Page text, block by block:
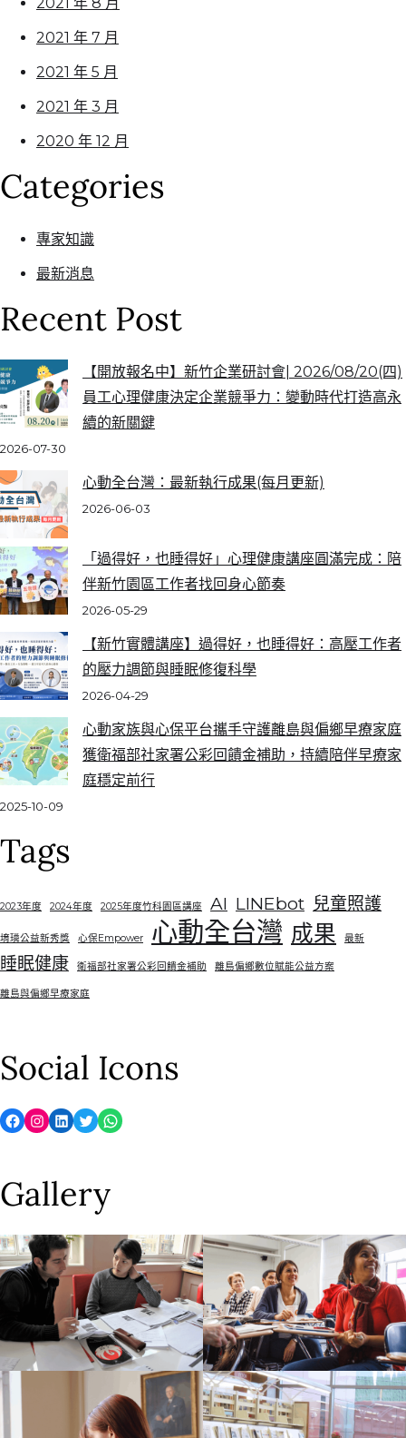
2021 年 7 月
2021 年 5 月
2021 年 3 月
2020 年 12 月
Categories
專家知識
最新消息
Recent Post
【開放報名中】新竹企業研討會| 2026/08/20(四)
員工心理健康決定企業競爭力：變動時代打造高永
續的新關鍵
2026-07-30
心動全台灣：最新執行成果(每月更新)
2026-06-03
「過得好，也睡得好」心理健康講座圓滿完成：陪
伴新竹園區工作者找回身心節奏
2026-05-29
【新竹實體講座】過得好，也睡得好：高壓工作者
的壓力調節與睡眠修復科學
2026-04-29
心動家族與心保平台攜手守護離島與偏鄉早療家庭
獲衛福部社家署公彩回饋金補助，持續陪伴早療家
庭穩定前行
2025-10-09
Tags
2023年度 2024年度 2025年度竹科園區講座 AI LINEbot 兒童照護
堉璘公益新秀獎 心保Empower 心動全台灣 成果 最新
睡眠健康 衛福部社家署公彩回饋金補助 離島偏鄉數位賦能公益方案
離島與偏鄉早療家庭
Social Icons
Facebook Instagram LinkedIn Twitter WhatsApp
Gallery